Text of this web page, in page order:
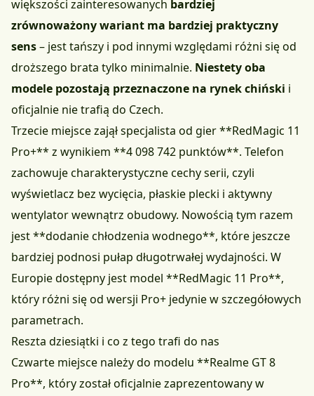
większości zainteresowanych bardziej
zrównoważony wariant ma bardziej praktyczny
sens– jest tańszy i pod innymi względami różni się od
droższego brata tylko minimalnie. Niestety oba
modele pozostają przeznaczone na rynek chiński i
oficjalnie nie trafią do Czech.
Trzecie miejsce zajął specjalista od gier **RedMagic 11
Pro+** z wynikiem **4 098 742 punktów**. Telefon
zachowuje charakterystyczne cechy serii, czyli
wyświetlacz bez wycięcia, płaskie plecki i aktywny
wentylator wewnątrz obudowy. Nowością tym razem
jest **dodanie chłodzenia wodnego**, które jeszcze
bardziej podnosi pułap długotrwałej wydajności. W
Europie dostępny jest model **RedMagic 11 Pro**,
który różni się od wersji Pro+ jedynie w szczegółowych
parametrach.
Reszta dziesiątki i co z tego trafi do nas
Czwarte miejsce należy do modelu **Realme GT 8
Pro**, który został oficjalnie zaprezentowany w